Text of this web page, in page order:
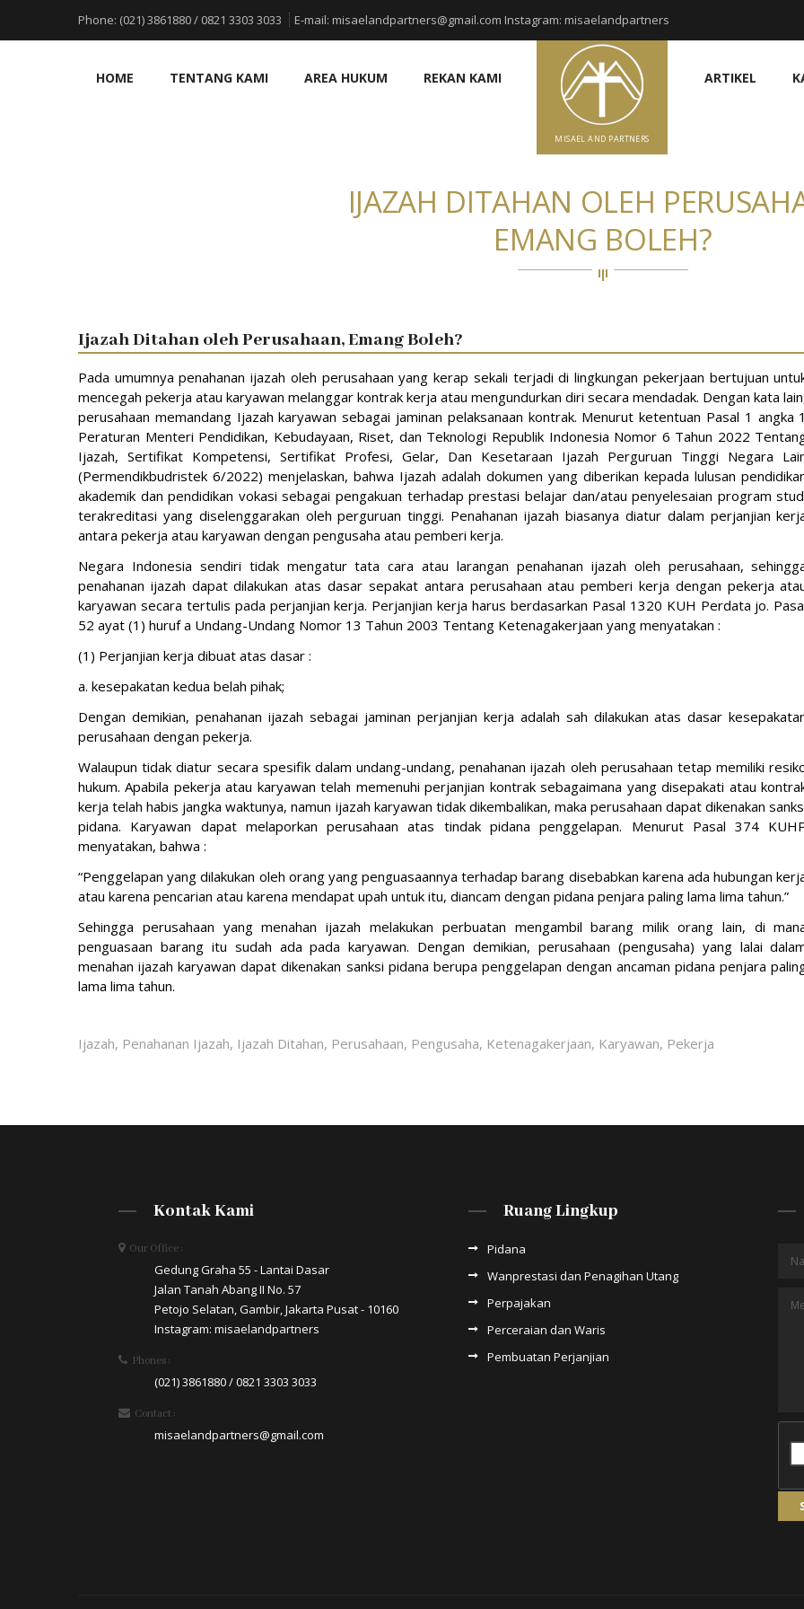
Phone: (021) 3861880 / 0821 3303 3033 E-mail: misaelandpartners@gmail.com Instagram: misaelandpartners
MISAEL AND PARTNERS
HOME TENTANG KAMI AREA HUKUM REKAN KAMI ARTIKEL
IJAZAH DITAHAN OLEH
EMANG BOLEH?
Ijazah Ditahan oleh Perusahaan, Emang Boleh?
Pada umumnya penahanan ijazah oleh perusahaan yang kerap sekali terjadi di lingkungan pekerjaan bertujuan
mencegah pekerja atau karyawan melanggar kontrak kerja atau mengundurkan diri secara mendadak. Dengan kata
perusahaan memandang Ijazah karyawan sebagai jaminan pelaksanaan kontrak. Menurut ketentuan Pasal 1 angka 1
Peraturan Menteri Pendidikan, Kebudayaan, Riset, dan Teknologi Republik Indonesia Nomor 6 Tahun 2022
Ijazah, Sertifikat Kompetensi, Sertifikat Profesi, Gelar, Dan Kesetaraan Ijazah Perguruan Tinggi Negara
(Permendikbudristek 6/2022) menjelaskan, bahwa Ijazah adalah dokumen yang diberikan kepada lulusan
akademik dan pendidikan vokasi sebagai pengakuan terhadap prestasi belajar dan/atau penyelesaian program
terakreditasi yang diselenggarakan oleh perguruan tinggi. Penahanan ijazah biasanya diatur dalam perjanjian
antara pekerja atau karyawan dengan pengusaha atau pemberi kerja.
Negara Indonesia sendiri tidak mengatur tata cara atau larangan penahanan ijazah oleh perusahaan,
penahanan ijazah dapat dilakukan atas dasar sepakat antara perusahaan atau pemberi kerja dengan pekerja
karyawan secara tertulis pada perjanjian kerja. Perjanjian kerja harus berdasarkan Pasal 1320 KUH Perdata jo.
52 ayat (1) huruf a Undang-Undang Nomor 13 Tahun 2003 Tentang Ketenagakerjaan yang menyatakan :
(1) Perjanjian kerja dibuat atas dasar :
a. kesepakatan kedua belah pihak;
Dengan demikian, penahanan ijazah sebagai jaminan perjanjian kerja adalah sah dilakukan atas dasar
perusahaan dengan pekerja.
Walaupun tidak diatur secara spesifik dalam undang-undang, penahanan ijazah oleh perusahaan tetap memiliki
hukum. Apabila pekerja atau karyawan telah memenuhi perjanjian kontrak sebagaimana yang disepakati atau
kerja telah habis jangka waktunya, namun ijazah karyawan tidak dikembalikan, maka perusahaan dapat dikenakan
pidana. Karyawan dapat melaporkan perusahaan atas tindak pidana penggelapan. Menurut Pasal 374
menyatakan, bahwa :
“Penggelapan yang dilakukan oleh orang yang penguasaannya terhadap barang disebabkan karena ada hubungan
atau karena pencarian atau karena mendapat upah untuk itu, diancam dengan pidana penjara paling lama lima tahun.”
Sehingga perusahaan yang menahan ijazah melakukan perbuatan mengambil barang milik orang lain, di
penguasaan barang itu sudah ada pada karyawan. Dengan demikian, perusahaan (pengusaha) yang lalai
menahan ijazah karyawan dapat dikenakan sanksi pidana berupa penggelapan dengan ancaman pidana penjara
lama lima tahun.
Ijazah, Penahanan Ijazah, Ijazah Ditahan, Perusahaan, Pengusaha, Ketenagakerjaan, Karyawan, Pekerja
Kontak Kami
Our Office :
Gedung Graha 55 - Lantai Dasar
Jalan Tanah Abang II No. 57
Petojo Selatan, Gambir, Jakarta Pusat - 10160
Instagram: misaelandpartners
Phones :
(021) 3861880 / 0821 3303 3033
Contact :
misaelandpartners@gmail.com
Ruang Lingkup
Pidana
Wanprestasi dan Penagihan Utang
Perpajakan
Perceraian dan Waris
Pembuatan Perjanjian